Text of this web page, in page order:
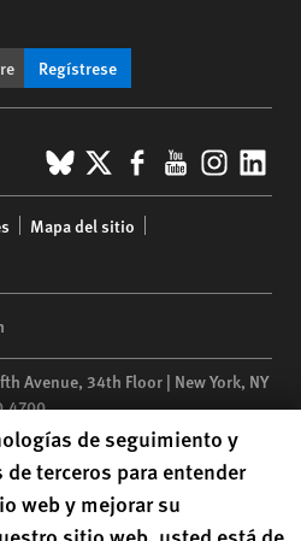
Regístrese
BlueSky
X Facebook
YouTube
Mapa del sitio
Avenue, 34th Floor | New York, NY
nonprofit registered in the US
preferences
de seguimiento y
terceros para entender
web y mejorar su